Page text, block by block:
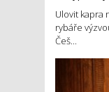
Ulovit kapra
rybáře
Češ...